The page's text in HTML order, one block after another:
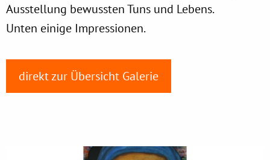
Ausstellung bewussten Tuns und Lebens.
Unten einige Impressionen.
direkt zur Übersicht Galerie